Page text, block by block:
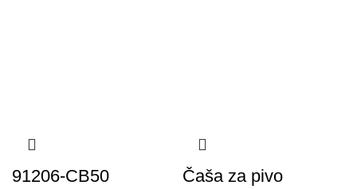
91206-CB50
Čaša za pivo